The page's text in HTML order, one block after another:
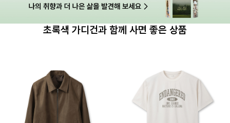
초록색 가디건과 함께 사면 좋은 상품